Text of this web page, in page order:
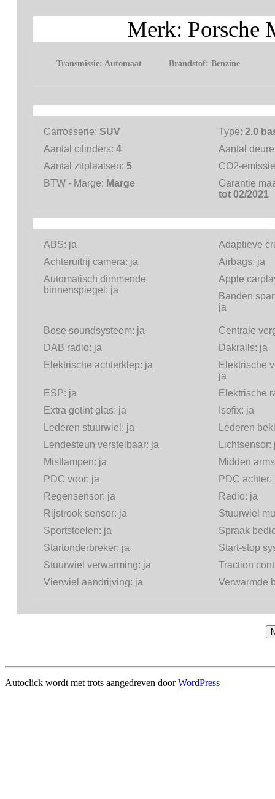
Merk: Porsche
Transmissie:Automaat Brandstof:Benzine
Carrosserie: SUV Type: 2.0
Aantal cilinders: 4
Aantal
Aantal zitplaatsen: 5
CO2-
BTW - Marge: Marge
Garantie
tot 02/2021
ABS: ja
Adaptieve
Achteruitrij camera: ja Airbags: ja
Automatisch dimmende
binnenspiegel: ja
Apple
Banden
ja
Bose soundsysteem: ja
Centrale
DAB radio: ja Dakrails: ja
Elektrische achterklep: ja
Elektrische
ja
ESP: ja
Elektrische
Extra getint glas: ja Isofix: ja
Lederen stuurwiel: ja
Lederen
Lendesteun verstelbaar: ja Lichtsensor:
Mistlampen: ja
Midden
PDC voor: ja PDC achter:
Regensensor: ja Radio: ja
Rijstrook sensor: ja
Stuurwiel
Sportstoelen: ja
Spraak
Startonderbreker: ja
Start-stop
Stuurwiel verwarming: ja
Traction
Vierwiel aandrijving: ja Verwarmde
Autoclick wordt met trots aangedreven doorWordPress